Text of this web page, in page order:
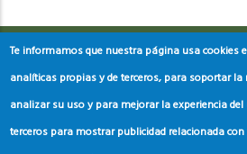
Te informamos que nuestra página usa cookies
analíticas propias y de terceros, para soportar
analizar su uso y para mejorar la experiencia
terceros para mostrar publicidad relacionada con